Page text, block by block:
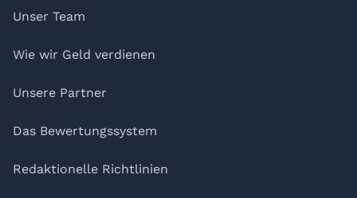
Unser Team
Wie wir Geld verdienen
Unsere Partner
Das Bewertungssystem
Redaktionelle Richtlinien